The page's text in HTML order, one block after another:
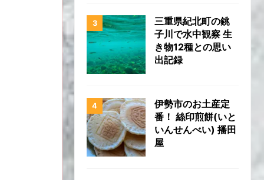
三重県紀北町の銚
子川で水中観察 生
き物12種との思い
出記録
伊勢市のお土産定
番！ 絲印煎餅(いと
いんせんべい) 播田
屋